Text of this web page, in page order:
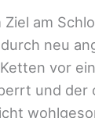
Ziel am
neu
vor
und der